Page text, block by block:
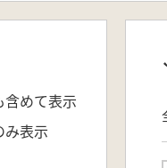
めて表示
み表示